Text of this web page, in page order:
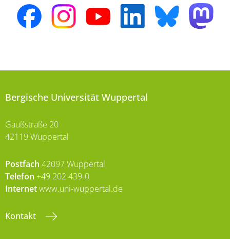
Bergische Universität Wuppertal
Gaußstraße 20
42119 Wuppertal
Postfach 42097 Wuppertal
Telefon +49 202 439-0
Internetwww.uni-wuppertal.de
Kontakt